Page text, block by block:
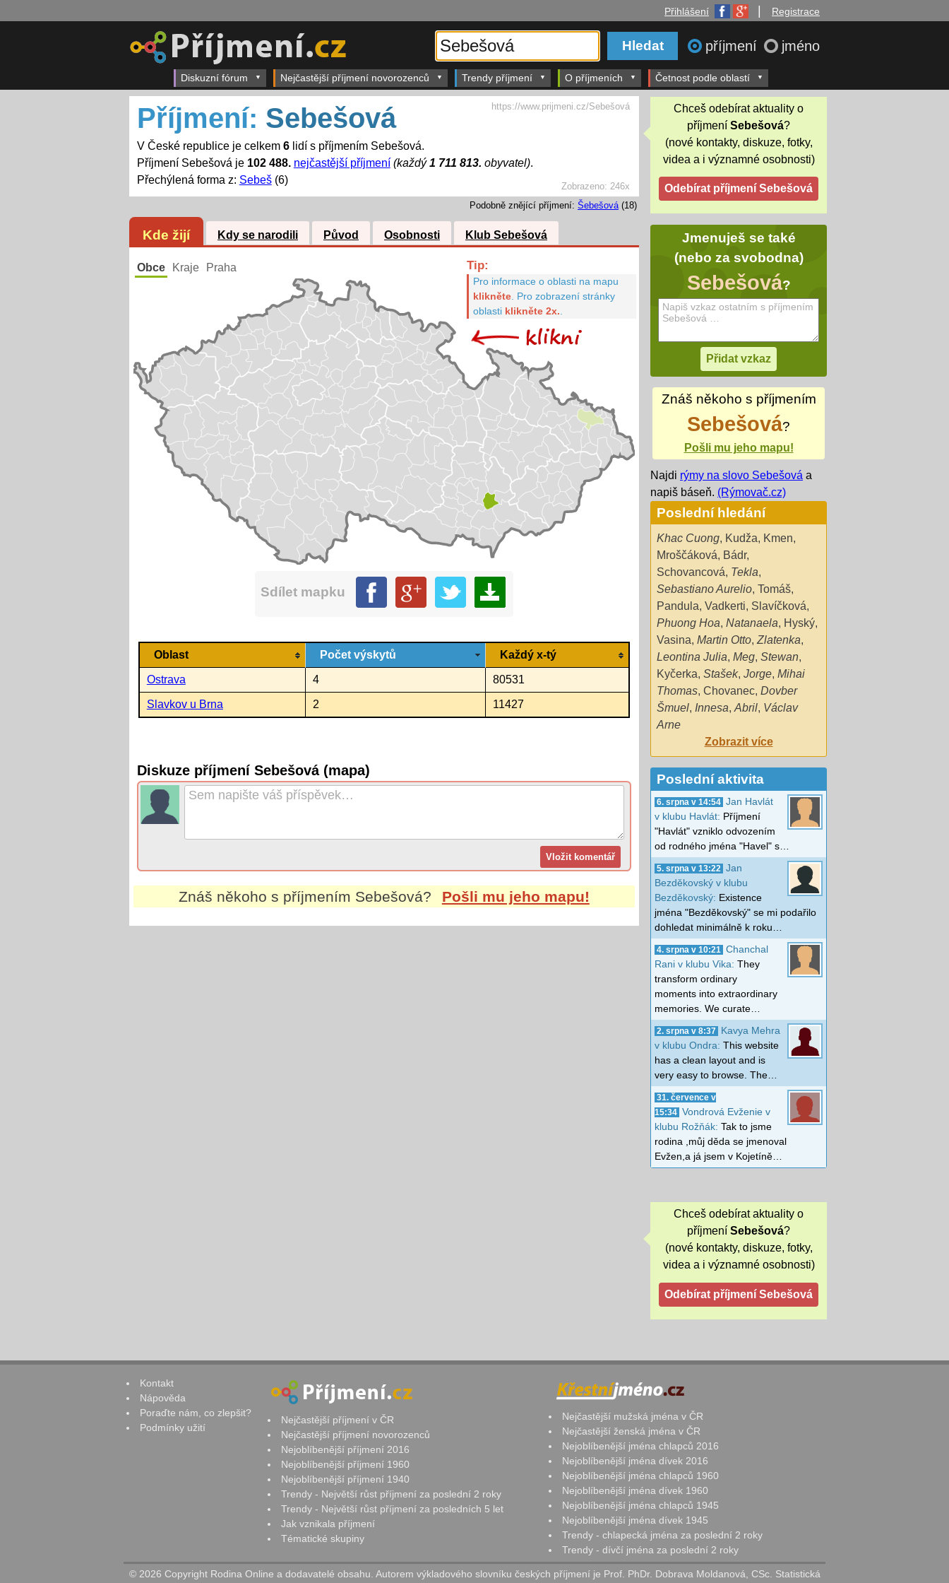
Přihlášení Registrace
příjmení jméno
Diskuzní fórum Nejčastější příjmení novorozenců Trendy příjmení O příjmeních Četnost podle oblastí
Zobrazeno:246x
Příjmení: Sebešová
V České republice je celkem 6lidí s příjmením Sebešová.
Příjmení Sebešová je 102 488. nejčastější příjmení (každý1 711 813. obyvatel).
Přechýlená forma z: Sebeš(6)
https://www.prijmeni.cz/Sebešová
Podobně znějící příjmení: Šebešová(18)
Kde žijí Kdy se narodili Původ Osobnosti Klub Sebešová
Obce Kraje Praha Tip:
Pro informace o oblasti na mapu
klikněte. Pro zobrazení stránky
oblasti klikněte 2x.
Sdílet mapku
Oblast Počet výskytů Každý x-tý
Ostrava 4 80531
Slavkov u Brna 2 11427
Diskuze příjmení Sebešová (mapa)
Znáš někoho s příjmením Sebešová? Pošli mu jeho mapu!
Chceš odebírat aktuality o
příjmení Sebešová?
(nové kontakty, diskuze, fotky,
videa a i významné osobnosti)
Jmenuješ se také
(nebo za svobodna)
Sebešová?
Znáš někoho s příjmením
Sebešová?
Pošli mu jeho mapu!
Najdi rýmy na slovo Sebešová a
napiš báseň. (Rýmovač.cz)
Poslední hledání
Khac Cuong, Kudža, Kmen,
Mroščáková, Bádr,
Schovancová, Tekla,
Sebastiano Aurelio, Tomáš,
Pandula, Vadkerti, Slavíčková,
Phuong Hoa, Natanaela, Hyský,
Vasina, Martin Otto, Zlatenka,
Leontina Julia, Meg, Stewan,
Kyčerka, Stašek, Jorge, Mihai
Thomas, Chovanec, Dovber
Šmuel, Innesa, Abril, Václav
Arne
Zobrazit více
Poslední aktivita
6. srpna v 14:54 Jan Havlát
v klubu Havlát: Příjmení
"Havlát" vzniklo odvozením
od rodného jména "Havel" s…
5. srpna v 13:22
Jan
Bezděkovský v klubu
Bezděkovský: Existence
jména "Bezděkovský" se mi podařilo
dohledat minimálně k roku…
4. srpna v 10:21
Chanchal
Rani v klubu Vika: They
transform ordinary
moments into extraordinary
memories. We curate…
2. srpna v 8:37
Kavya Mehra
v klubu Ondra: This website
has a clean layout and is
very easy to browse. The…
31. července v
15:34 Vondrová Evženie v
klubu Rožňák: Tak to jsme
rodina ,můj děda se jmenoval
Evžen,a já jsem v Kojetíně…
Chceš odebírat aktuality o
příjmení Sebešová?
(nové kontakty, diskuze, fotky,
videa a i významné osobnosti)
Kontakt
Nápověda
Poraďte nám, co zlepšit?
Podmínky užití
Nejčastější příjmení v ČR
Nejčastější příjmení novorozenců
Nejoblíbenější příjmení 2016
Nejoblíbenější příjmení 1960
Nejoblíbenější příjmení 1940
Trendy - Největší růst příjmení za poslední 2 roky
Trendy - Největší růst příjmení za posledních 5 let
Jak vznikala příjmení
Tématické skupiny
Nejčastější mužská jména v ČR
Nejčastější ženská jména v ČR
Nejoblíbenější jména chlapců 2016
Nejoblíbenější jména dívek 2016
Nejoblíbenější jména chlapců 1960
Nejoblíbenější jména dívek 1960
Nejoblíbenější jména chlapců 1945
Nejoblíbenější jména dívek 1945
Trendy - chlapecká jména za poslední 2 roky
Trendy - dívčí jména za poslední 2 roky
© 2026 Copyright Rodina Online a dodavatelé obsahu. Autorem výkladového slovníku českých příjmení je Prof. PhDr. Dobrava Moldanová, CSc. Statistická